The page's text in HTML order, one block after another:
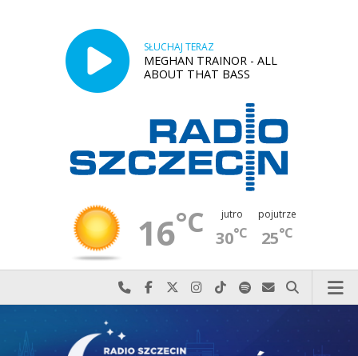
SŁUCHAJ TERAZ
MEGHAN TRAINOR - ALL
ABOUT THAT BASS
16°C jutro
30°C
pojutrze
25°C
Najlepiej po prostu do nas zadzwoń
Odwiedź nas na Facebook-u
Odwiedź nas na X
Odwiedź nas na Instagram-ie
Odwiedź nas na TikTok-u
Szukaj nas na Spotify
Wyślij do nas
Szukaj